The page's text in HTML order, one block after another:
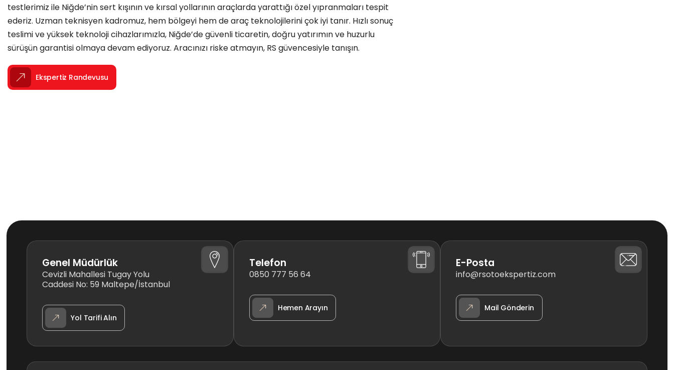
testlerimiz ile Niğde’nin sert kışının ve kırsal yollarının araçlarda yarattığı özel yıpranmaları tespit
ederiz. Uzman teknisyen kadromuz, hem bölgeyi hem de araç teknolojilerini çok iyi tanır. Hızlı sonuç
teslimi ve yüksek teknoloji cihazlarımızla, Niğde’de güvenli ticaretin, doğru yatırımın ve huzurlu
sürüşün garantisi olmaya devam ediyoruz. Aracınızı riske atmayın, RS güvencesiyle tanışın.
Ekspertiz Randevusu
Genel Müdürlük
Cevizli Mahallesi Tugay Yolu
Caddesi No: 59 Maltepe/İstanbul
Yol Tarifi Alın
Telefon
0850 777 56 64
Hemen Arayın
E-Posta
info@rsotoekspertiz.com
Mail Gönderin